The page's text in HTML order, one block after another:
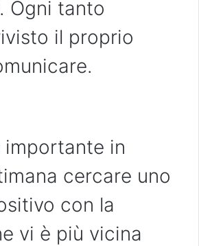
Ogni tanto
il proprio
importante in
cercare uno
con la
vi è più vicina